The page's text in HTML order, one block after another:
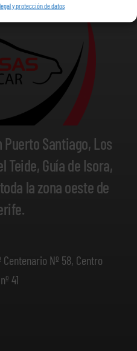
y protección de datos
Santiago, Los
Teide, Guía de Isora,
la zona oeste de
Centenario Nº 58, Centro
41